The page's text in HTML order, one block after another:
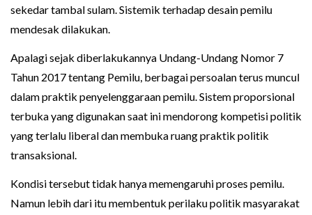
sekedar tambal sulam. Sistemik terhadap desain pemilu
mendesak dilakukan.
Apalagi sejak diberlakukannya Undang-Undang Nomor 7
Tahun 2017 tentang Pemilu, berbagai persoalan terus muncul
dalam praktik penyelenggaraan pemilu. Sistem proporsional
terbuka yang digunakan saat ini mendorong kompetisi politik
yang terlalu liberal dan membuka ruang praktik politik
transaksional.
Kondisi tersebut tidak hanya memengaruhi proses pemilu.
Namun lebih dari itu membentuk perilaku politik masyarakat